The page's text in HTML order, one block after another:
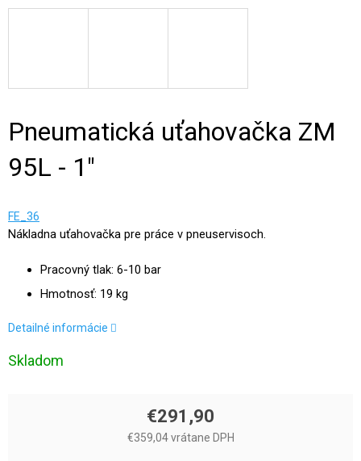
Pneumatická uťahovačka ZM
95L - 1"
FE_36
Nákladna uťahovačka pre práce v pneuservisoch.
Pracovný tlak: 6-10 bar
Hmotnosť: 19 kg
Detailné informácie
Skladom
€291,90
€359,04 vrátane DPH